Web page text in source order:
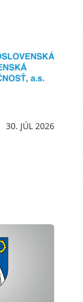
30. JÚL 2026